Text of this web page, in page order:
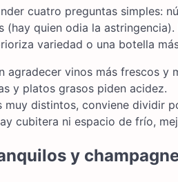
cuatro preguntas simples:
(hay quien odia la
variedad o una botella
agradecer vinos más frescos y
y platos grasos piden acidez.
muy distintos, conviene dividir
cubitera ni espacio de frío,
y